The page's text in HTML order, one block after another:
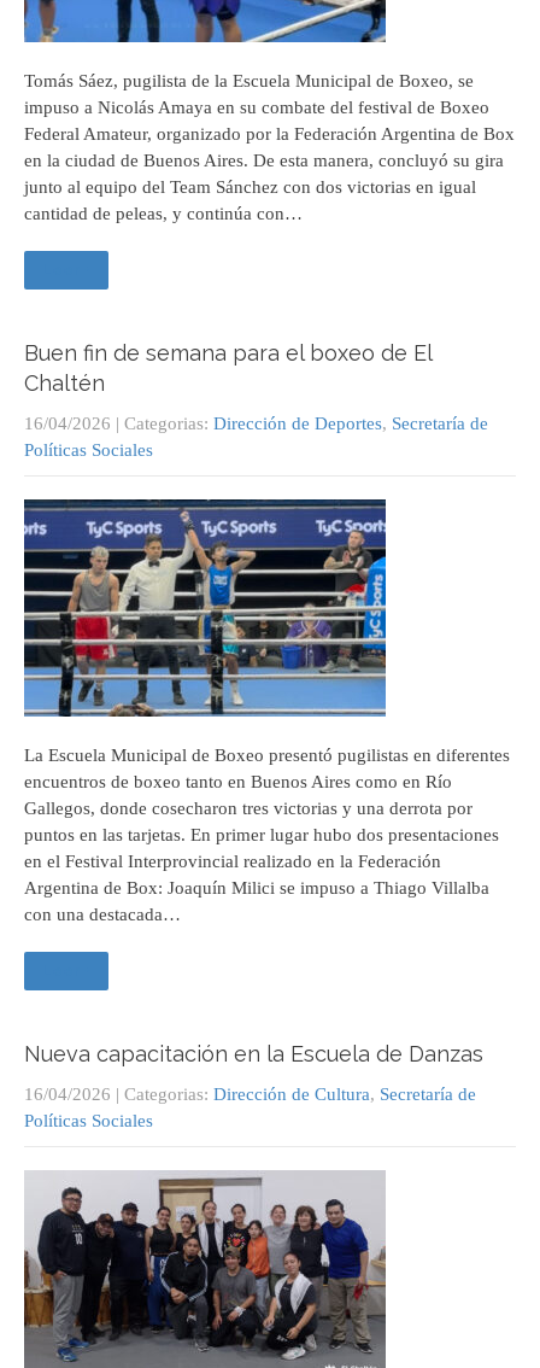
Tomás Sáez, pugilista de la Escuela Municipal de Boxeo, se
impuso a Nicolás Amaya en su combate del festival de Boxeo
Federal Amateur, organizado por la Federación Argentina de Box
en la ciudad de Buenos Aires. De esta manera, concluyó su gira
junto al equipo del Team Sánchez con dos victorias en igual
cantidad de peleas, y continúa con…
Buen fin de semana para el boxeo de El
Chaltén
16/04/2026 | Categorias: Dirección de Deportes, Secretaría de
Políticas Sociales
La Escuela Municipal de Boxeo presentó pugilistas en diferentes
encuentros de boxeo tanto en Buenos Aires como en Río
Gallegos, donde cosecharon tres victorias y una derrota por
puntos en las tarjetas. En primer lugar hubo dos presentaciones
en el Festival Interprovincial realizado en la Federación
Argentina de Box: Joaquín Milici se impuso a Thiago Villalba
con una destacada…
Nueva capacitación en la Escuela de Danzas
16/04/2026 | Categorias: Dirección de Cultura, Secretaría de
Políticas Sociales